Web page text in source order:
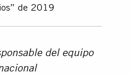
de 2019
del equipo